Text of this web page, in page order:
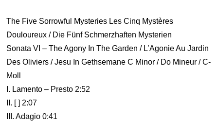
The Five Sorrowful Mysteries Les Cinq Mystères
Douloureux / Die Fünf Schmerzhaften Mysterien
Sonata VI – The Agony In The Garden / L’Agonie Au Jardin
Des Oliviers / Jesu In Gethsemane C Minor / Do Mineur / C-
Moll
I. Lamento – Presto 2:52
II. [ ] 2:07
III. Adagio 0:41